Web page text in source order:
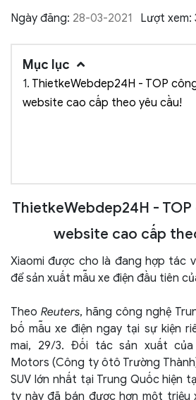
Ngày đăng: 28-03-2021 Lượt xem:
Mục lục
1. ThietkeWebdep24H - TOP
website cao cấp theo yêu cầu!
ThietkeWebdep24H -
website cao cấp
Xiaomi được cho là đang hợp tác
để sản xuất mẫu xe điện đầu tiên
TheoReuters, hãng công nghệ
bố mẫu xe điện ngay tại sự kiện
mai, 29/3. Đối tác sản xuất của
Motors (Công ty ôtô Trường
SUV lớn nhất tại Trung Quốc hiện
ty này đã bán được hơn một